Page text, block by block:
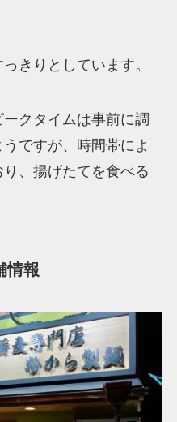
きりとしています。
クタイムは事前に調
ですが、時間帯によ
、揚げたてを食べる
情報